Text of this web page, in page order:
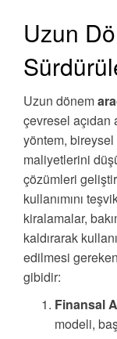
Uzun
Uzun dönem
çevresel
yöntem, bireysel
maliyetlerini
çözümleri
kullanımını
kiralamalar,
kaldırarak
edilmesi
gibidir:
Finansal
modeli,